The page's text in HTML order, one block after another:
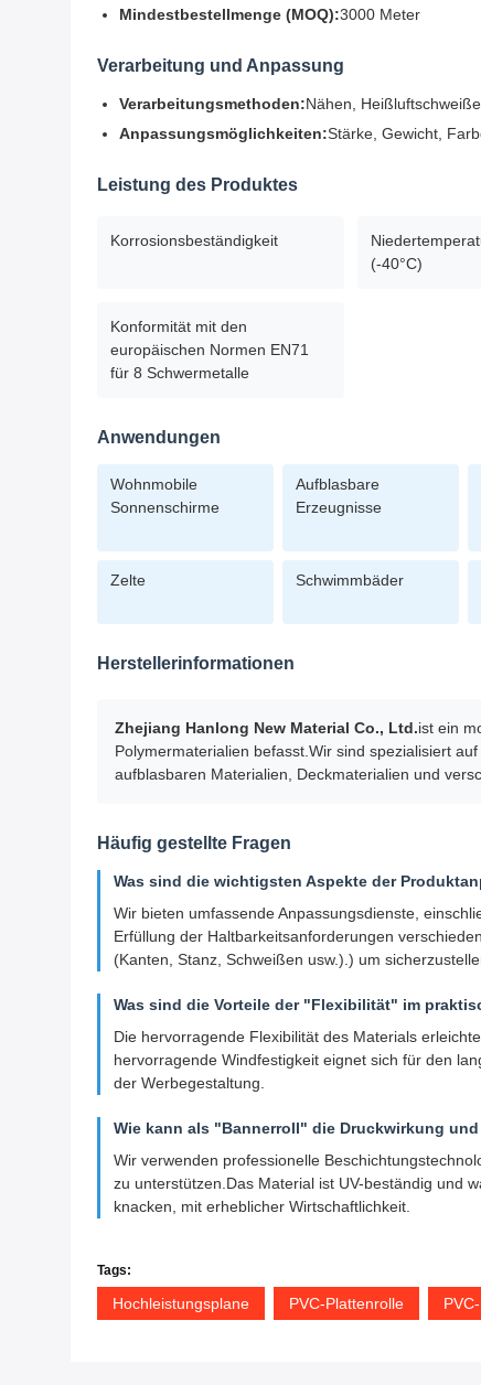
Mindestbestellmenge (MOQ):3000 Meter
Verarbeitung und Anpassung
Verarbeitungsmethoden:Nähen,
Anpassungsmöglichkeiten:Stärke, Gewicht,
Leistung des Produktes
Korrosionsbeständigkeit
(-40°C)
Konformität mit den
europäischen Normen EN71
für 8 Schwermetalle
Anwendungen
Wohnmobile
Sonnenschirme
Aufblasbare
Erzeugnisse
Zelte Schwimmbäder
Herstellerinformationen
Zhejiang Hanlong New Material Co., Ltd.ist ein
Polymermaterialien befasst.Wir sind spezialisiert
aufblasbaren Materialien, Deckmaterialien und
Häufig gestellte Fragen
Was sind die wichtigsten Aspekte der
Wir bieten umfassende Anpassungsdienste,
Erfüllung der Haltbarkeitsanforderungen
(Kanten, Stanz, Schweißen usw.).) um
Was sind die Vorteile der "Flexibilität" im
Die hervorragende Flexibilität des Materials
hervorragende Windfestigkeit eignet sich für den
der Werbegestaltung.
Wie kann als "Bannerroll" die Druckwirkung
Wir verwenden professionelle
zu unterstützen.Das Material ist UV-beständig und
knacken, mit erheblicher Wirtschaftlichkeit.
Tags:
Hochleistungsplane PVC-Plattenrolle